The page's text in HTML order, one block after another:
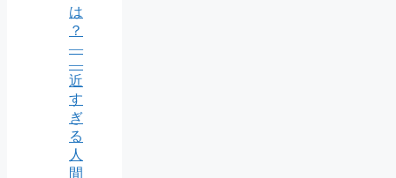
は
？
—
—
近
す
ぎ
る
人
間